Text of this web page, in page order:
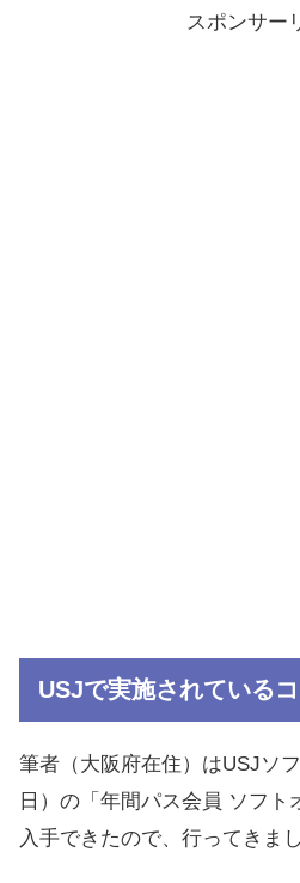
スポンサー
USJで実施されている
筆者（大阪府在住）はUSJソ
日）の「年間パス会員 ソフト
入手できたので、行ってきまし